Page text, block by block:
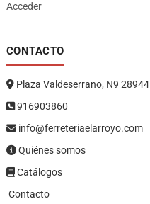
Acceder
CONTACTO
Plaza Valdeserrano, N9
916903860
info@ferreteriaelarroyo.com
Quiénes somos
Catálogos
Contacto